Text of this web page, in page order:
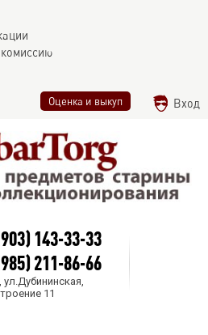
Оценка и выкуп Вход
143-33-33
211-86-66
11